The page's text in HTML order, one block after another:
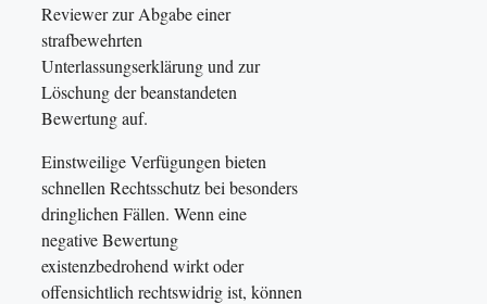
Reviewer zur Abgabe einer
strafbewehrten
Unterlassungserklärung und zur
Löschung der beanstandeten
Bewertung auf.
Einstweilige Verfügungen bieten
schnellen Rechtsschutz bei besonders
dringlichen Fällen. Wenn eine
negative Bewertung
existenzbedrohend wirkt oder
offensichtlich rechtswidrig ist, können